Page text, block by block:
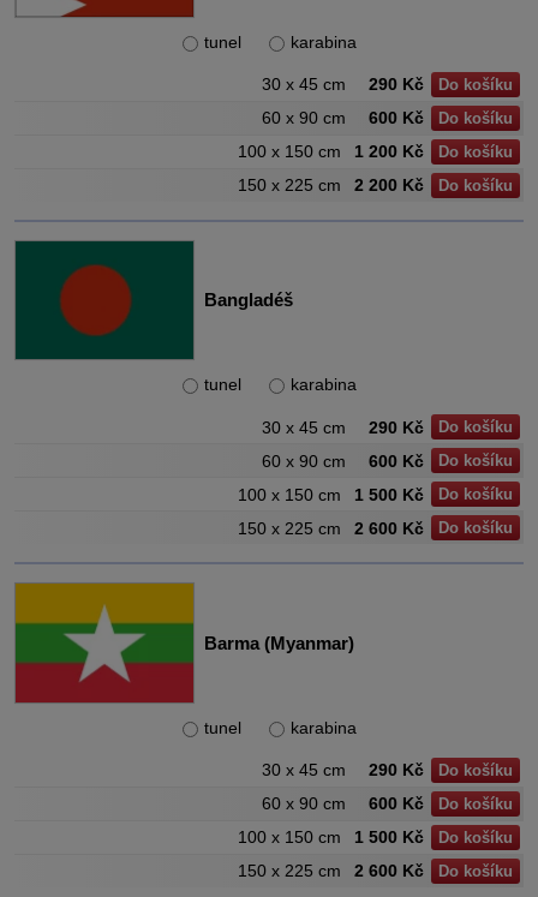
tunel karabina
30 x 45 cm 290 Kč Do košíku
60 x 90 cm 600 Kč Do košíku
100 x 150 cm 1 200 Kč Do košíku
150 x 225 cm 2 200 Kč Do košíku
Bangladéš
tunel karabina
30 x 45 cm 290 Kč Do košíku
60 x 90 cm 600 Kč Do košíku
100 x 150 cm 1 500 Kč Do košíku
150 x 225 cm 2 600 Kč Do košíku
Barma (Myanmar)
tunel karabina
30 x 45 cm 290 Kč Do košíku
60 x 90 cm 600 Kč Do košíku
100 x 150 cm 1 500 Kč Do košíku
150 x 225 cm 2 600 Kč Do košíku